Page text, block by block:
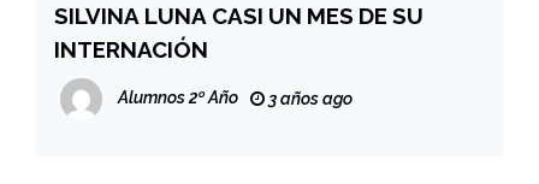
SILVINA LUNA CASI UN MES DE SU
INTERNACIÓN
Alumnos 2º Año 3 años ago